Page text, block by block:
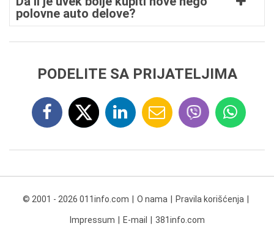
polovne auto delove?
PODELITE SA PRIJATELJIMA
© 2001 - 2026 011info.com O nama Pravila korišćenja
Impressum E-mail 381info.com